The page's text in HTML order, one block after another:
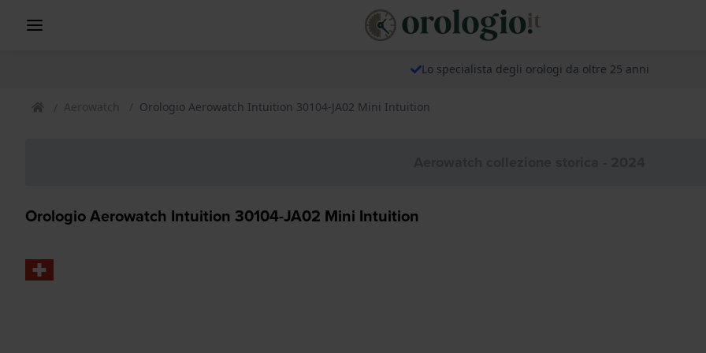
Lo specialista degli orologi da oltre 25 anni
Aerowatch Orologio Aerowatch Intuition 30104-JA02 Mini Intuition
Orologio Aerowatch Intuition 30104-JA02 Mini Intuition